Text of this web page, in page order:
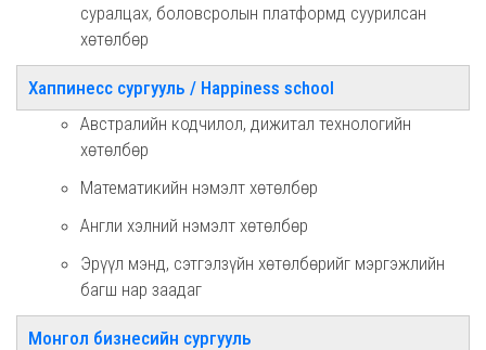
суралцах, боловсролын платформд суурилсан
хөтөлбөр
Хаппинесс сургууль / Happiness school
Австралийн кодчилол, дижитал технологийн
хөтөлбөр
Математикийн нэмэлт хөтөлбөр
Англи хэлний нэмэлт хөтөлбөр
Эрүүл мэнд, сэтгэлзүйн хөтөлбөрийг мэргэжлийн
багш нар заадаг
Монгол бизнесийн сургууль